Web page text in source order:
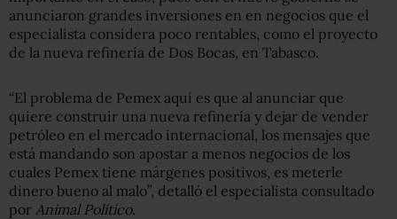
anunciaron grandes inversiones en en negocios que el
especialista considera poco rentables, como el proyecto
de la nueva refinería de Dos Bocas, en Tabasco.
“El problema de Pemex aquí es que al anunciar que
quiere construir una nueva refinería y dejar de vender
petróleo en el mercado internacional, los mensajes que
está mandando son apostar a menos negocios de los
cuales Pemex tiene márgenes positivos, es meterle
dinero bueno al malo”, detalló el especialista consultado
por Animal Político.